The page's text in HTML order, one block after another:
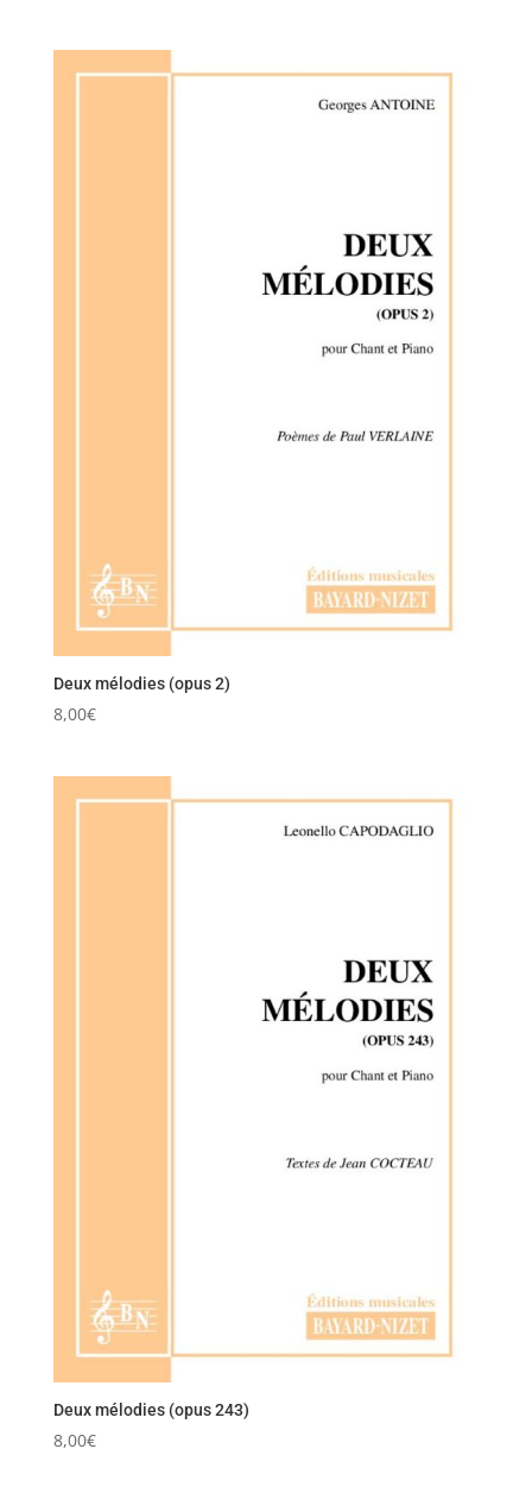
Deux mélodies (opus 2)
8,00€
Deux mélodies (opus 243)
8,00€